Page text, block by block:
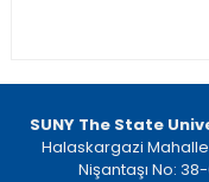
SUNY The State
Halaskargazi
Nişantaşı No: